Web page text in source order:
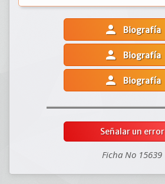
person Biografía
person Biografía
person Biografía
Señalar un error
Ficha No 15639